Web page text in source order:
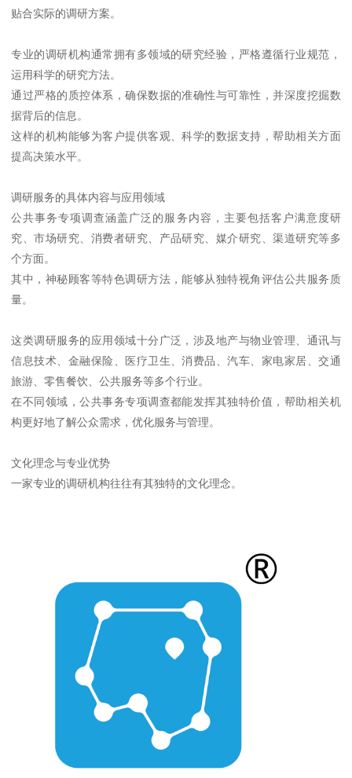
贴合实际的调研方案。
专业的调研机构通常拥有多领域的研究经验，严格遵循行业规范，
运用科学的研究方法。
通过严格的质控体系，确保数据的准确性与可靠性，并深度挖掘数
据背后的信息。
这样的机构能够为客户提供客观、科学的数据支持，帮助相关方面
提高决策水平。
调研服务的具体内容与应用领域
公共事务专项调查涵盖广泛的服务内容，主要包括客户满意度研
究、市场研究、消费者研究、产品研究、媒介研究、渠道研究等多
个方面。
其中，神秘顾客等特色调研方法，能够从独特视角评估公共服务质
量。
这类调研服务的应用领域十分广泛，涉及地产与物业管理、通讯与
信息技术、金融保险、医疗卫生、消费品、汽车、家电家居、交通
旅游、零售餐饮、公共服务等多个行业。
在不同领域，公共事务专项调查都能发挥其独特价值，帮助相关机
构更好地了解公众需求，优化服务与管理。
文化理念与专业优势
一家专业的调研机构往往有其独特的文化理念。